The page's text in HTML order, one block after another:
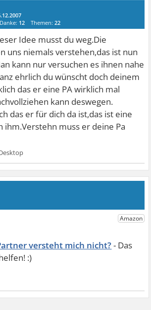
Danke: 12 Themen:22
Idee musst du weg.Die
uns niemals verstehen,das ist nun
kann nur versuchen es ihnen nahe
ehrlich du wünscht doch deinem
das er eine PA wirklich mal
kann deswegen.
das er für dich da ist,das ist eine
ihm.Verstehn muss er deine Pa
versteht mich nicht?